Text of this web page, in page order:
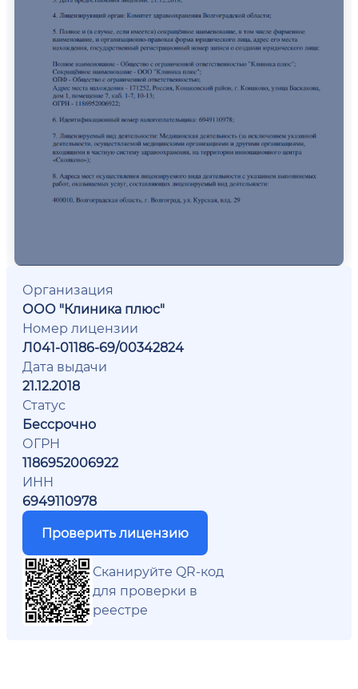
Организация
ООО "Клиника плюс"
Номер лицензии
Л041-01186-69/00342824
Дата выдачи
21.12.2018
Статус
Бессрочно
ОГРН
1186952006922
ИНН
6949110978
Проверить лицензию
Сканируйте QR-код
для проверки в
реестре